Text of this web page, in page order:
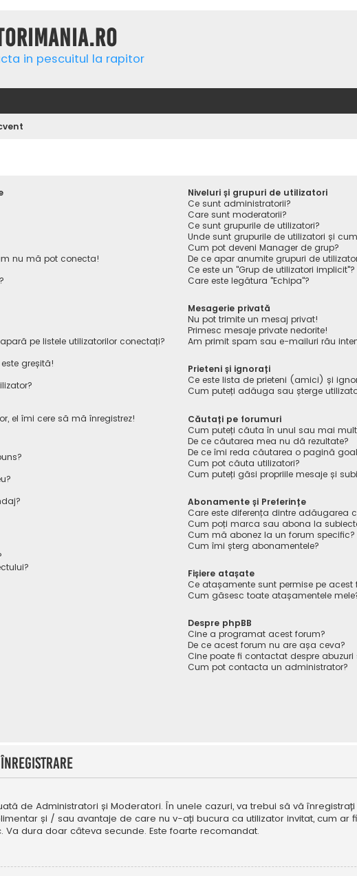
in pescuitul la rapitor
nu mă pot conecta!
pe listele utilizatorilor conectați?
greșită!
el îmi cere să mă înregistrez!
Niveluri și grupuri de utilizatori
Ce sunt administratorii?
Care sunt moderatorii?
Ce sunt grupurile de utilizatori?
Unde sunt grupurile de utilizatori și
Cum pot deveni Manager de grup?
De ce apar anumite grupuri de
Ce este un "Grup de utilizatori implicit"?
Care este legătura "Echipa"?
Mesagerie privată
Nu pot trimite un mesaj privat!
Primesc mesaje private nedorite!
Am primit spam sau e-mailuri rău
Prieteni și ignorați
Ce este lista de prieteni (amici) și
Cum puteți adăuga sau șterge
Căutați pe forumuri
Cum puteți căuta în unul sau mai
De ce căutarea mea nu dă rezultate?
De ce îmi reda căutarea o pagină
Cum pot căuta utilizatori?
Cum puteți găsi propriile mesaje și
Abonamente și Preferințe
Care este diferența dintre adăugarea
Cum poți marca sau abona la
Cum mă abonez la un forum specific?
Cum îmi șterg abonamentele?
Fișiere atașate
Ce atașamente sunt permise pe acest
Cum găsesc toate atașamentele
Despre phpBB
Cine a programat acest forum?
De ce acest forum nu are așa ceva?
Cine poate fi contactat despre
Cum pot contacta un administrator?
de Administratori și Moderatori. În unele cazuri, va trebui să vă
și / sau avantaje de care nu v-ați bucura ca utilizator invitat, cum
dura doar câteva secunde. Este foarte recomandat.